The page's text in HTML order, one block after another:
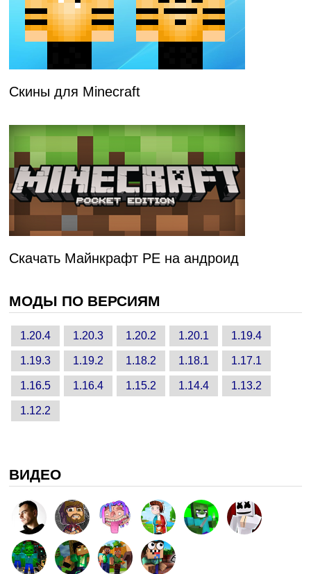
Скины для Minecraft
Скачать Майнкрафт PE на андроид
МОДЫ ПО ВЕРСИЯМ
1.20.4 1.20.3 1.20.2 1.20.1 1.19.4
1.19.3 1.19.2 1.18.2 1.18.1 1.17.1
1.16.5 1.16.4 1.15.2 1.14.4 1.13.2
1.12.2
ВИДЕО